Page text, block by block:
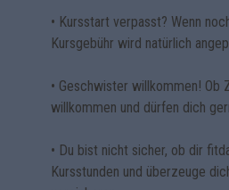
• Kursstart verpasst? Wenn
Kursgebühr wird natürlich
• Geschwister willkommen! Ob
willkommen und dürfen dich
• Du bist nicht sicher, ob dir
Kursstunden und überzeuge